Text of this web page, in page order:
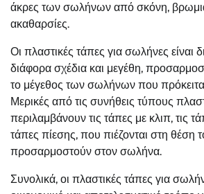
άκρες των σωλήνων από σκόνη,
ακαθαρσίες.
Οι πλαστικές τάπες για σωλήνες είναι
διάφορα σχέδια και μεγέθη,
το μέγεθος των σωλήνων που
Μερικές από τις συνήθεις τύπους
περιλαμβάνουν τις τάπες με κλιπ, τις
τάπες πίεσης, που πιέζονται στη θέση
προσαρμοστούν στον σωλήνα.
Συνολικά, οι πλαστικές τάπες για